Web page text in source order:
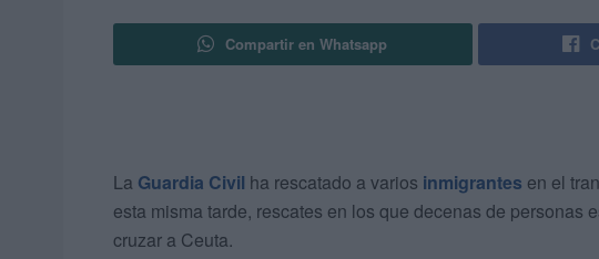
Compartir en Whatsapp
La Guardia Civil ha rescatado a varios inmigrantes en el
esta misma tarde, rescates en los que decenas de personas
cruzar a Ceuta.